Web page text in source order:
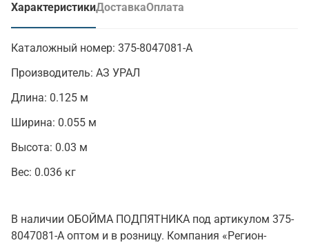
Характеристики
(активная вкладка)
ДоставкаОплата
Каталожный номер: 375-8047081-А
Производитель: АЗ УРАЛ
Длина: 0.125 м
Ширина: 0.055 м
Высота: 0.03 м
Вес: 0.036 кг
В наличии ОБОЙМА ПОДПЯТНИКА под артикулом 375-
8047081-А оптом и в розницу. Компания «Регион-